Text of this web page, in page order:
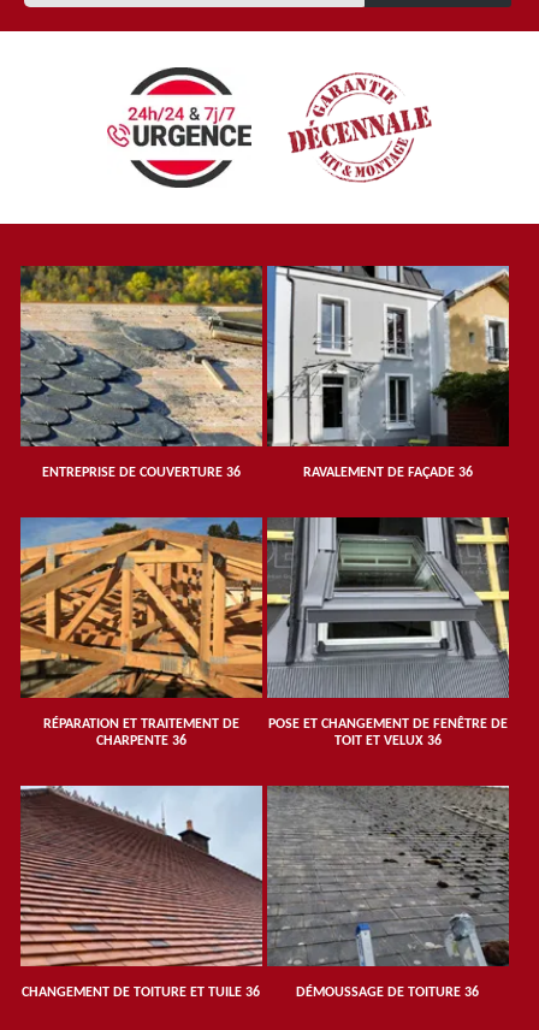
ENTREPRISE DE COUVERTURE 36 RAVALEMENT DE FAÇADE 36
RÉPARATION ET TRAITEMENT DE
CHARPENTE 36
POSE ET CHANGEMENT DE FENÊTRE DE
TOIT ET VELUX 36
CHANGEMENT DE TOITURE ET TUILE 36 DÉMOUSSAGE DE TOITURE 36